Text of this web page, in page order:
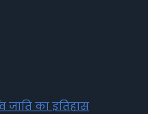
जाति का इतिहास